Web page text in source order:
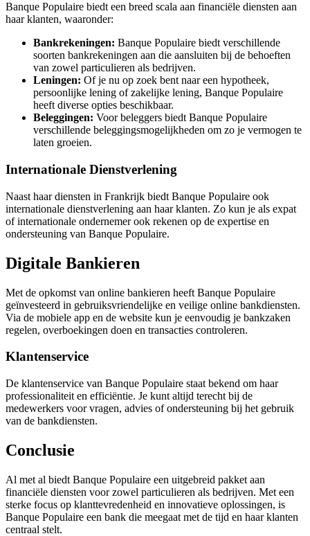
Banque Populaire biedt een breed scala aan financiële diensten aan
haar klanten, waaronder:
Bankrekeningen: Banque Populaire biedt verschillende
soorten bankrekeningen aan die aansluiten bij de behoeften
van zowel particulieren als bedrijven.
Leningen: Of je nu op zoek bent naar een hypotheek,
persoonlijke lening of zakelijke lening, Banque Populaire
heeft diverse opties beschikbaar.
Beleggingen: Voor beleggers biedt Banque Populaire
verschillende beleggingsmogelijkheden om zo je vermogen te
laten groeien.
Internationale Dienstverlening
Naast haar diensten in Frankrijk biedt Banque Populaire ook
internationale dienstverlening aan haar klanten. Zo kun je als expat
of internationale ondernemer ook rekenen op de expertise en
ondersteuning van Banque Populaire.
Digitale Bankieren
Met de opkomst van online bankieren heeft Banque Populaire
geïnvesteerd in gebruiksvriendelijke en veilige online bankdiensten.
Via de mobiele app en de website kun je eenvoudig je bankzaken
regelen, overboekingen doen en transacties controleren.
Klantenservice
De klantenservice van Banque Populaire staat bekend om haar
professionaliteit en efficiëntie. Je kunt altijd terecht bij de
medewerkers voor vragen, advies of ondersteuning bij het gebruik
van de bankdiensten.
Conclusie
Al met al biedt Banque Populaire een uitgebreid pakket aan
financiële diensten voor zowel particulieren als bedrijven. Met een
sterke focus op klanttevredenheid en innovatieve oplossingen, is
Banque Populaire een bank die meegaat met de tijd en haar klanten
centraal stelt.